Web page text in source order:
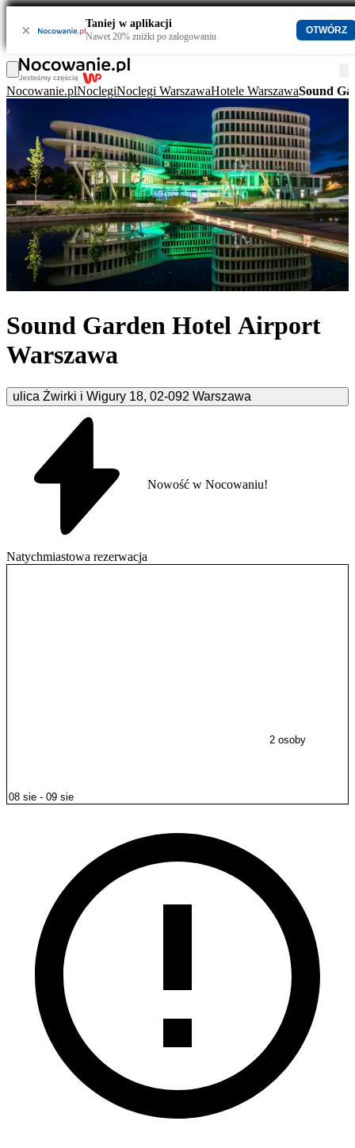
× Taniej w aplikacji
Nawet 20% zniżki po zalogowaniu
OTWÓRZ
Nocowanie.plNoclegiNoclegi WarszawaHotele WarszawaSound
Sound Garden Hotel Airport
Warszawa
ulica Żwirki i Wigury 18, 02-092 Warszawa
Natychmiastowa rezerwacja
Nowość w Nocowaniu!
2 osoby